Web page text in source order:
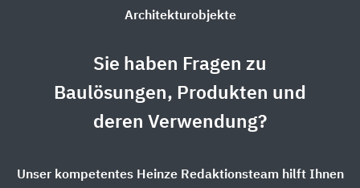
Architekturobjekte
Sie haben Fragen zu
Baulösungen, Produkten und
deren Verwendung?
Unser kompetentes Heinze Redaktionsteam hilft Ihnen